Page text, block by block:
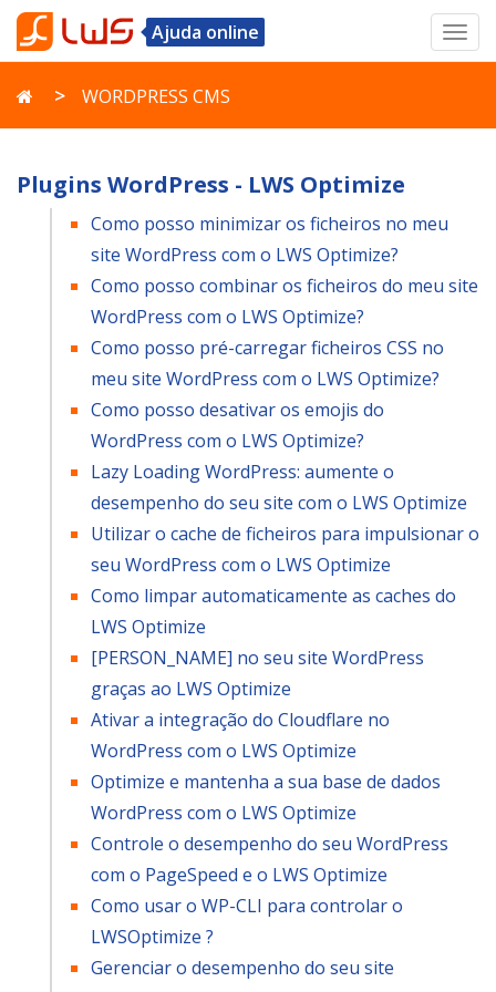
Ajuda online
WORDPRESS CMS
Plugins WordPress - LWS Optimize
Como posso minimizar os ficheiros no meu
site WordPress com o LWS Optimize?
Como posso combinar os ficheiros do meu site
WordPress com o LWS Optimize?
Como posso pré-carregar ficheiros CSS no
meu site WordPress com o LWS Optimize?
Como posso desativar os emojis do
WordPress com o LWS Optimize?
Lazy Loading WordPress: aumente o
desempenho do seu site com o LWS Optimize
Utilizar o cache de ficheiros para impulsionar o
seu WordPress com o LWS Optimize
Como limpar automaticamente as caches do
LWS Optimize
[PERSON_NAME] no seu site WordPress
graças ao LWS Optimize
Ativar a integração do Cloudflare no
WordPress com o LWS Optimize
Optimize e mantenha a sua base de dados
WordPress com o LWS Optimize
Controle o desempenho do seu WordPress
com o PageSpeed e o LWS Optimize
Como usar o WP-CLI para controlar o
LWSOptimize ?
Gerenciar o desempenho do seu site